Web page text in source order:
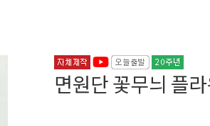
면원단 꽃무늬 플